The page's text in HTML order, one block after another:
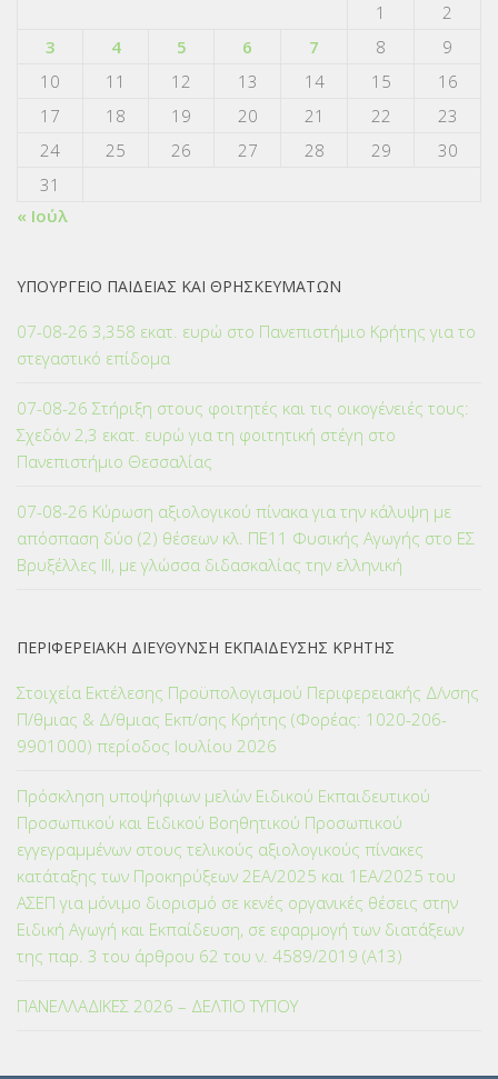
1
2
3
4 5 6 7 8
9
10
11 12 13 14 15
16
17
18 19 20 21 22
23
24
25 26 27 28 29
30
31
« Ιούλ
ΥΠΟΥΡΓΕΙΟ ΠΑΙΔΕΙΑΣ ΚΑΙ ΘΡΗΣΚΕΥΜΑΤΩΝ
07-08-26 3,358 εκατ. ευρώ στο Πανεπιστήμιο Κρήτης για το
στεγαστικό επίδομα
07-08-26 Στήριξη στους φοιτητές και τις οικογένειές τους:
Σχεδόν 2,3 εκατ. ευρώ για τη φοιτητική στέγη στο
Πανεπιστήμιο Θεσσαλίας
07-08-26 Κύρωση αξιολογικού πίνακα για την κάλυψη με
απόσπαση δύο (2) θέσεων κλ. ΠΕ11 Φυσικής Αγωγής στο ΕΣ
Βρυξέλλες ΙΙΙ, με γλώσσα διδασκαλίας την ελληνική
ΠΕΡΙΦΕΡΕΙΑΚΗ ΔΙΕΥΘΥΝΣΗ ΕΚΠΑΙΔΕΥΣΗΣ ΚΡΗΤΗΣ
Στοιχεία Εκτέλεσης Προϋπολογισμού Περιφερειακής Δ/νσης
Π/θμιας & Δ/θμιας Εκπ/σης Κρήτης (Φορέας: 1020-206-
9901000) περίοδος Ιουλίου 2026
Πρόσκληση υποψήφιων μελών Ειδικού Εκπαιδευτικού
Προσωπικού και Ειδικού Βοηθητικού Προσωπικού
εγγεγραμμένων στους τελικούς αξιολογικούς πίνακες
κατάταξης των Προκηρύξεων 2ΕΑ/2025 και 1ΕΑ/2025 του
ΑΣΕΠ για μόνιμο διορισμό σε κενές οργανικές θέσεις στην
Ειδική Αγωγή και Εκπαίδευση, σε εφαρμογή των διατάξεων
της παρ. 3 του άρθρου 62 του ν. 4589/2019 (Α΄13)
ΠΑΝΕΛΛΑΔΙΚΕΣ 2026 – ΔΕΛΤΙΟ ΤΥΠΟΥ